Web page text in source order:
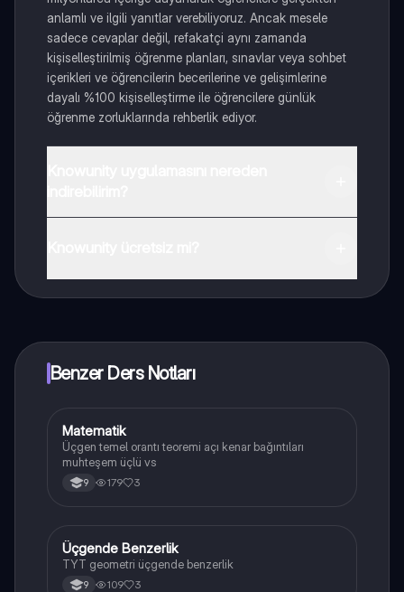
anlamlı ve ilgili yanıtlar verebiliyoruz. Ancak mesele
sadece cevaplar değil, refakatçi aynı zamanda
kişiselleştirilmiş öğrenme planları, sınavlar veya sohbet
içerikleri ve öğrencilerin becerilerine ve gelişimlerine
dayalı %100 kişiselleştirme ile öğrencilere günlük
öğrenme zorluklarında rehberlik ediyor.
Benzer Ders Notları
Matematik
Matematik
Üçgen temel orantı teoremi açı kenar bağıntıları
muhteşem üçlü vs
9 179 3
Matematik
Üçgende Benzerlik
TYT geometri üçgende benzerlik
9 109 3